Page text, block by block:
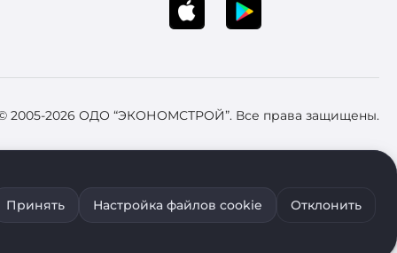
2005-2026 ОДО “ЭКОНОМСТРОЙ”. Все права защищены.
Брестский областной исполнительный комитет 31
cookie воспользуйтесь соответствующими настройками
Принять Настройка файлов cookie Отклонить